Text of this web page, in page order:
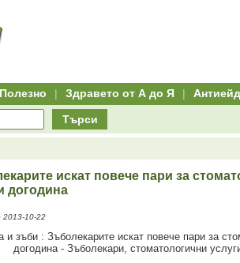
Полезно | Здравето от А до Я |
Търси
искат повече пари за
догодина
2013-10-22